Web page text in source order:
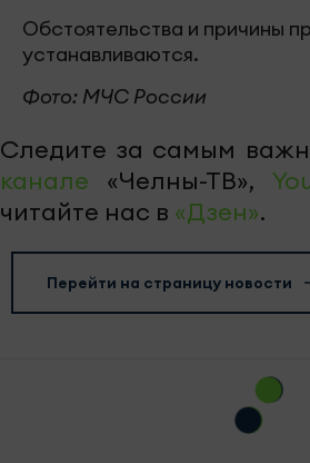
Обстоятельства и причины
устанавливаются.
Фото: МЧС России
Следите за самым
канале «Челны-ТВ»,
читайте нас в «Дзен».
Перейти на страницу новости